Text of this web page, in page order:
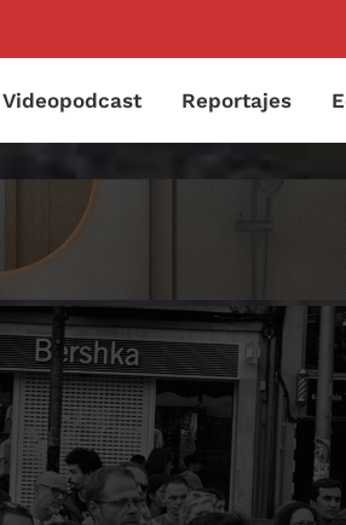
Videopodcast Reportajes